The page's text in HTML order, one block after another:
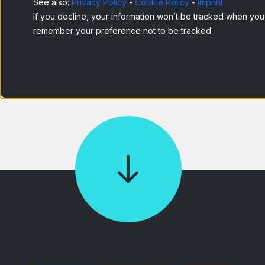
See also: Privacy Policy - Cookie Policy - Imprint
If you decline, your information won’t be tracked when
remember your preference not to be tracked.